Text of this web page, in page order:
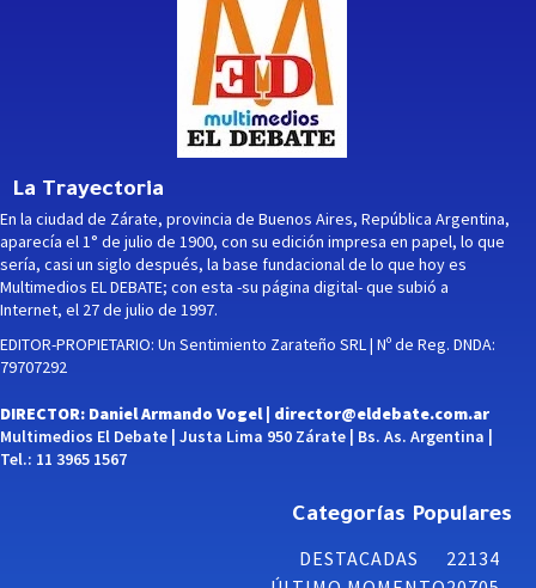
La Trayectoria
En la ciudad de Zárate, provincia de Buenos Aires, República Argentina,
aparecía el 1° de julio de 1900, con su edición impresa en papel, lo que
sería, casi un siglo después, la base fundacional de lo que hoy es
Multimedios EL DEBATE; con esta -su página digital- que subió a
Internet, el 27 de julio de 1997.
EDITOR-PROPIETARIO: Un Sentimiento Zarateño SRL | Nº de Reg. DNDA:
79707292
DIRECTOR: Daniel Armando Vogel | director@eldebate.com.ar
Multimedios El Debate | Justa Lima 950 Zárate | Bs. As. Argentina |
Tel.: 11 3965 1567
Categorías Populares
DESTACADAS
22134